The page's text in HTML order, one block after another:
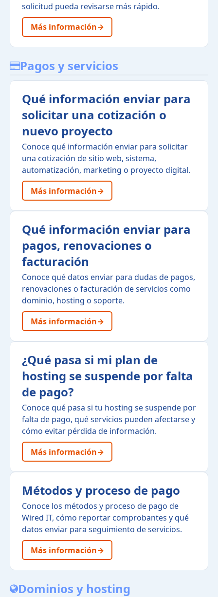
solicitud pueda revisarse más rápido.
Más información→
Pagos y servicios
Qué información enviar para
solicitar una cotización o
nuevo proyecto
Conoce qué información enviar para solicitar
una cotización de sitio web, sistema,
automatización, marketing o proyecto digital.
Más información→
Qué información enviar para
pagos, renovaciones o
facturación
Conoce qué datos enviar para dudas de pagos,
renovaciones o facturación de servicios como
dominio, hosting o soporte.
Más información→
¿Qué pasa si mi plan de
hosting se suspende por falta
de pago?
Conoce qué pasa si tu hosting se suspende por
falta de pago, qué servicios pueden afectarse y
cómo evitar pérdida de información.
Más información→
Métodos y proceso de pago
Conoce los métodos y proceso de pago de
Wired IT, cómo reportar comprobantes y qué
datos enviar para seguimiento de servicios.
Más información→
Dominios y hosting